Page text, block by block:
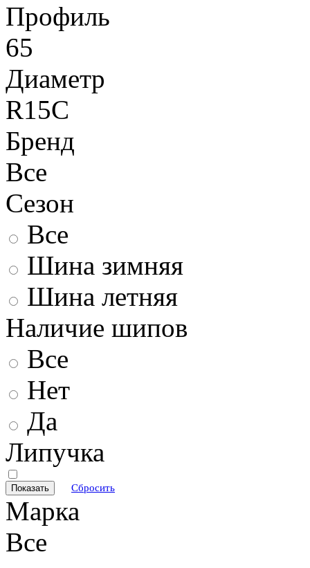
Профиль
65
Диаметр
R15C
Бренд
Все
Сезон
Все
Шина зимняя
Шина летняя
Наличие шипов
Все
Нет
Да
Липучка
Сбросить
Марка
Все